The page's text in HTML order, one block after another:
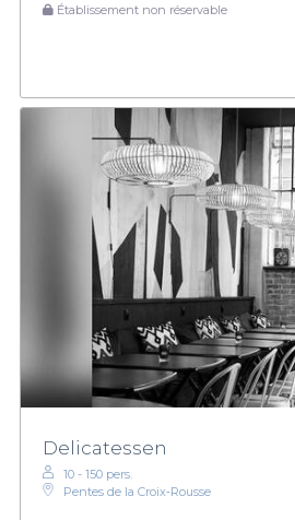
Établissement non réservable
Delicatessen
10 - 150 pers.
Pentes de la Croix‑Rousse